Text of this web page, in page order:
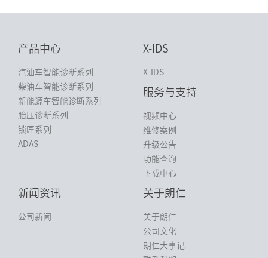
产品中心
汽油车智能诊断系列
柴油车智能诊断系列
新能源车智能诊断系列
胎压诊断系列
锁匠系列
ADAS
X-IDS
X-IDS
服务与支持
视频中心
维修案例
升级公告
功能查询
下载中心
新闻资讯
公司新闻
关于朗仁
关于朗仁
公司文化
朗仁大事记